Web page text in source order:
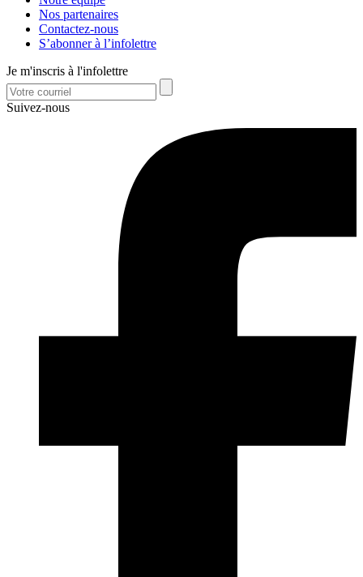
Nos partenaires
Contactez-nous
S’abonner à l’infolettre
Je m'inscris à l'infolettre
Suivez-nous